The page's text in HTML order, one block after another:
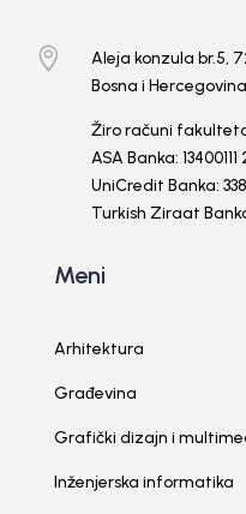

Aleja konzula br.5,
Bosna i Hercegovina
Žiro računi
ASA Banka:
UniCredit Banka:
Turkish Ziraat
Meni
Arhitektura
Građevina
Grafički dizajn i
Inženjerska informatika